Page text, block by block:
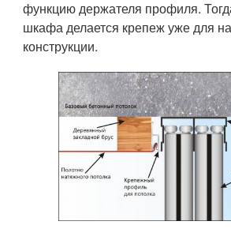
функцию держателя профиля.
шкафа делается крепеж уже для
конструкции.